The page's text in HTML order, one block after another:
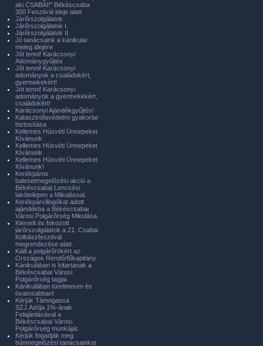
aki CSABAI!" Békéscsaba
300 Fesztivál ideje alatt.
Járőrszolgálatok
Járőrszolgálatok I.
Járőrszolgálatok II.
Jó tanácsaink a kánikulai
meleg idejére
Jót tenni! Karácsonyi
Adománygyűjtés
Jót tenni! Karácsonyi
adományok a családokért,
gyermekekért!
Jót tenni! Karácsonyi
adományok a gyermekekért,
családokért!
Karácsonyi Ajándékgyűjtés!
Katasztrófavédelmi gyakorlat
biztosítása
Kellemes Húsvéti Ünnepeket
Kívánunk
Kellemes Húsvéti Ünnepeket
Kívánunk
Kellemes Húsvéti Ünnepeket
Kívánunk!
Kerékpáros
balesetmegelőzési akció a
Békéscsabai Lencsési
lakótelepen a Mikulással.
Kerékpárvillogókat adott
ajándékba a Békéscsabai
Városi Polgárőrség Mikulása.
Kiemelt és fokozott
járőrszolgálatok a 21. Csabai
Kolbászfesztivál
megrendezése alatt.
Kiáll a polgárőrökért az
Országos Rendőrfőkapitány.
Kánikulában is kitartanak a
Békéscsabai Városi
Polgárőrség tagjai.
Kánikulában türelmesen és
óvatosabban!
Kérjük Támogassa
SZJ.Adója 1%-ának
Felajánlásával a
Békéscsabai Városi
Polgárőrség munkáját.
Kérjük fogadják meg
bűnmegelőzési tanácsainkat